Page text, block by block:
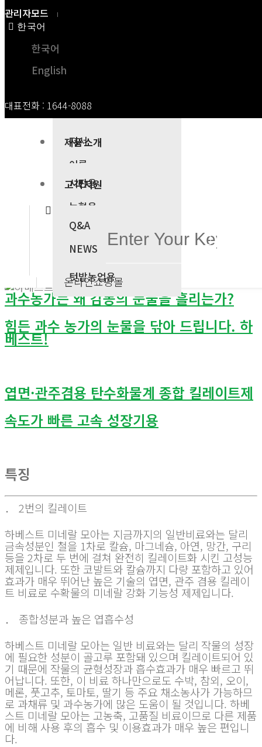
관리자모드
한국어
한국어
English
대표전화 : 1644-8088
- 기업이념
- 설립소개
CEO인사말
연혁
C.I소개
특허현황
오시는길
기술소개
저서
이론
재배력
제품소개
시판용
농협용
친환경제제
드론용
텃밭농업용
고객지원
Q&A
NEWS
온라인쇼핑몰
웃거름 종합비료 - 엽면/관주겸용 상세보기
Harvest Mineral More
관리자 2,443 Print
하베스트 미네랄 모아
과수농가는 왜 감동의 눈물을 흘리는가?
힘든 과수 농가의 눈물을 닦아 드립니다. 하
베스트!
엽면·관주겸용 탄수화물계 종합 킬레이트제
속도가 빠른 고속 성장기용
특징
． 2번의 킬레이트
하베스트 미네랄 모아는 지금까지의 일반비료와는 달리
금속성분인 철을 1차로 칼슘, 마그네슘, 아연, 망간, 구리
등을 2차로 두 번에 걸쳐 완전히 킬레이트화 시킨 고성능
제제입니다. 또한 코발트와 칼슘까지 다량 포함하고 있어
효과가 매우 뛰어난 높은 기술의 엽면, 관주 겸용 킬레이
트 비료로 수확물의 미네랄 강화 기능성 제제입니다.
． 종합성분과 높은 엽흡수성
하베스트 미네랄 모아는 일반 비료와는 달리 작물의 성장
에 필요한 성분이 골고루 포함돼 있으며 킬레이트되어 있
기 때문에 작물의 균형성장과 흡수효과가 매우 빠르고 뛰
어납니다. 또한, 이 비료 하나만으로도 수박, 참외, 오이,
메론, 풋고추, 토마토, 딸기 등 주요 채소농사가 가능하므
로 과채류 및 과수농가에 많은 도움이 될 것입니다. 하베
스트 미네랄 모아는 고농축, 고품질 비료이므로 다른 제품
에 비해 사용 후의 흡수 및 이용효과가 매우 높은 편입니
다.